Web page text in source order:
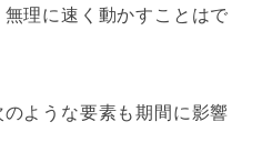
理に速く動かすことはで
ような要素も期間に影響